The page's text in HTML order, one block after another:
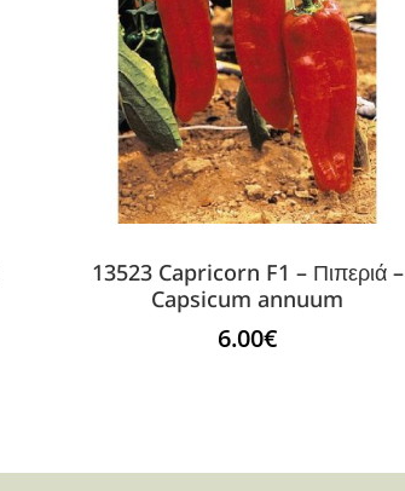
13523 Capricorn F1 – Πιπεριά –
Capsicum annuum
6.00€